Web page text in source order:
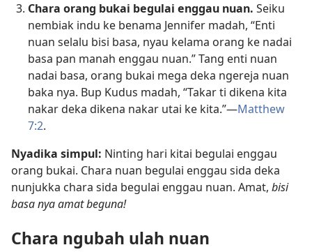
Chara orang bukai begulai enggau nuan. Seiku
nembiak indu ke benama Jennifer madah, “Enti
nuan selalu bisi basa, nyau kelama orang ke nadai
basa pan manah enggau nuan.” Tang enti nuan
nadai basa, orang bukai mega deka ngereja nuan
baka nya. Bup Kudus madah, “Takar ti dikena kita
nakar deka dikena nakar utai ke kita.”—Matthew
7:2.
Nyadika simpul: Ninting hari kitai begulai enggau
orang bukai. Chara nuan begulai enggau sida deka
nunjukka chara sida begulai enggau nuan. Amat, bisi
basa nya amat beguna!
Chara ngubah ulah nuan